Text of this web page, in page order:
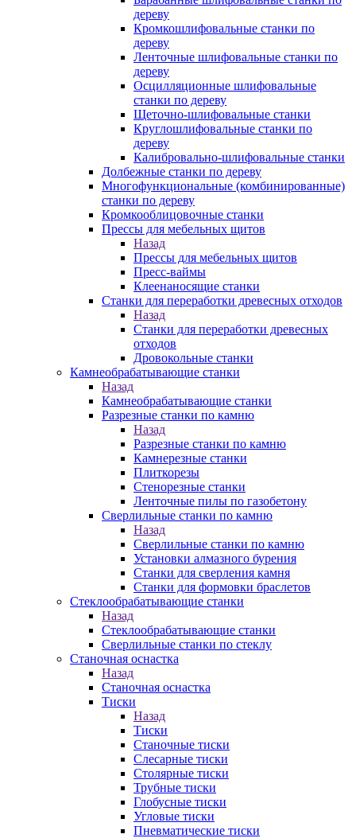
дереву
Кромкошлифовальные станки по
дереву
Ленточные шлифовальные станки по
дереву
Осцилляционные шлифовальные
станки по дереву
Щеточно-шлифовальные станки
Круглошлифовальные станки по
дереву
Калибровально-шлифовальные станки
Долбежные станки по дереву
Многофункциональные (комбинированные)
станки по дереву
Кромкооблицовочные станки
Прессы для мебельных щитов
Назад
Прессы для мебельных щитов
Пресс-ваймы
Клеенаносящие станки
Станки для переработки древесных отходов
Назад
Станки для переработки древесных
отходов
Дровокольные станки
Камнеобрабатывающие станки
Назад
Камнеобрабатывающие станки
Разрезные станки по камню
Назад
Разрезные станки по камню
Камнерезные станки
Плиткорезы
Стенорезные станки
Ленточные пилы по газобетону
Сверлильные станки по камню
Назад
Сверлильные станки по камню
Установки алмазного бурения
Станки для сверления камня
Станки для формовки браслетов
Стеклообрабатывающие станки
Назад
Стеклообрабатывающие станки
Сверлильные станки по стеклу
Станочная оснастка
Назад
Станочная оснастка
Тиски
Назад
Тиски
Станочные тиски
Слесарные тиски
Столярные тиски
Трубные тиски
Глобусные тиски
Угловые тиски
Пневматические тиски